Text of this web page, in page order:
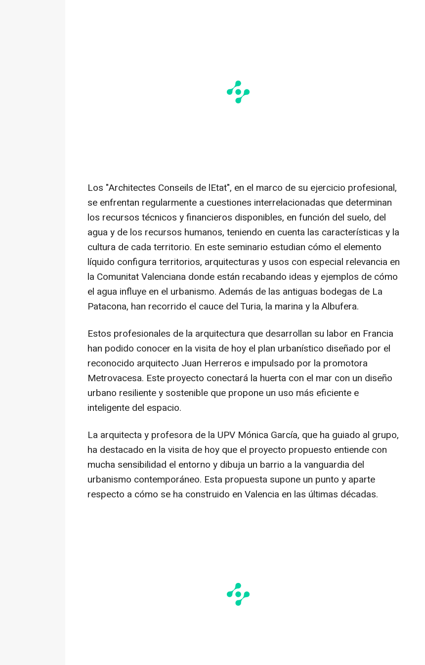
Los "Architectes Conseils de lEtat", en el marco de su ejercicio profesional,
se enfrentan regularmente a cuestiones interrelacionadas que determinan
los recursos técnicos y financieros disponibles, en función del suelo, del
agua y de los recursos humanos, teniendo en cuenta las características y la
cultura de cada territorio. En este seminario estudian cómo el elemento
líquido configura territorios, arquitecturas y usos con especial relevancia en
la Comunitat Valenciana donde están recabando ideas y ejemplos de cómo
el agua influye en el urbanismo. Además de las antiguas bodegas de La
Patacona, han recorrido el cauce del Turia, la marina y la Albufera.
Estos profesionales de la arquitectura que desarrollan su labor en Francia
han podido conocer en la visita de hoy el plan urbanístico diseñado por el
reconocido arquitecto Juan Herreros e impulsado por la promotora
Metrovacesa. Este proyecto conectará la huerta con el mar con un diseño
urbano resiliente y sostenible que propone un uso más eficiente e
inteligente del espacio.
La arquitecta y profesora de la UPV Mónica García, que ha guiado al grupo,
ha destacado en la visita de hoy que el proyecto propuesto entiende con
mucha sensibilidad el entorno y dibuja un barrio a la vanguardia del
urbanismo contemporáneo. Esta propuesta supone un punto y aparte
respecto a cómo se ha construido en Valencia en las últimas décadas.